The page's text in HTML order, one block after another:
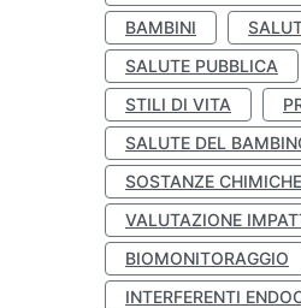
BAMBINI
SALUTE PUBBLICA
STILI DI VITA
SALUTE DEL
SOSTANZE CHIMICHE
VALUTAZIONE
BIOMONITORAGGIO
INTERFERENTI